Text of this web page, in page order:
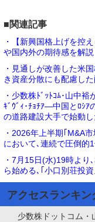
■関連記事
・【新興国格上げを控
や国内外の期待感を解説
・見通しが改善した米
き資産分散にも配慮し
・少数株ﾄﾞｯﾄｺﾑ･山中
ｷﾞｳﾞｨ･ﾁｮﾁｱ―中国とﾛｼｱ
の道路建設大手で始動
・2026年上半期｢M&A
において､連続で圧倒的
・7月15日(水)19時より
ら始める､｢小口別荘投
アクセスランキン
少数株ドットコム